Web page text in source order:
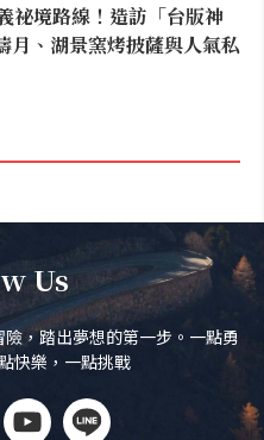
祕境路線！造訪「台版神
月、湖景窯烤披薩與人氣私
Us
，踏出夢想的第一步。一點勇
快樂，一點挑戰